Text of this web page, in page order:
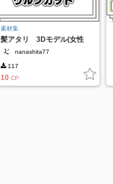
素材集
髪アタリ 3Dモデル(女性
用) ウルフカット
nanashita77
117
10 CP